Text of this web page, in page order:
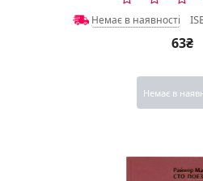
Немає в наявності
63₴
Немає в